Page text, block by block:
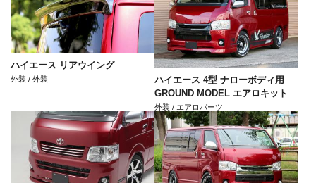
ハイエース リアウイング
外装 / 外装
ハイエース 4型 ナローボディ用
GROUND MODEL エアロキット
外装 / エアロパーツ